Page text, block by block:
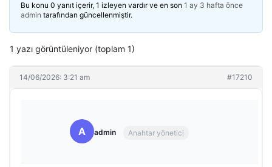
Bu konu 0 yanıt içerir, 1 izleyen vardır ve en son 1 ay 3 hafta önce
admin tarafından güncellenmiştir.
1 yazı görüntüleniyor (toplam 1)
14/06/2026: 3:21 am #17210
A admin Anahtar yönetici